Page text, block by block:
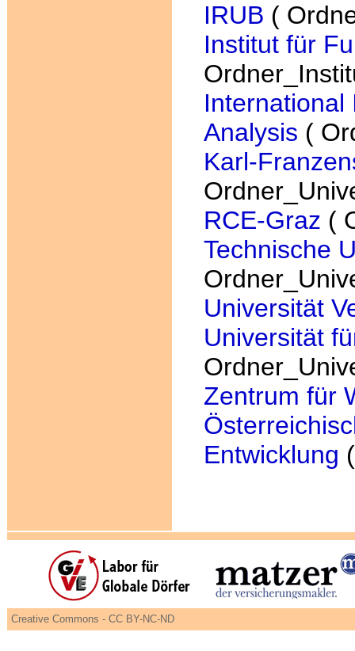
IRUB (
Institut für
International
Analysis (
Karl-
RCE-Graz (
Technische
Universität
Universität
Zentrum für
Entwicklung
Creative Commons - CC BY-NC-ND